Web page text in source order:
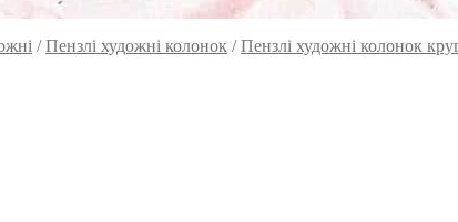
/Пензлі художні колонок /Пензлі художні колонок